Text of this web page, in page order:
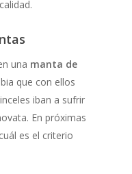
una manta de
que con ellos
iban a sufrir
En próximas
es el criterio